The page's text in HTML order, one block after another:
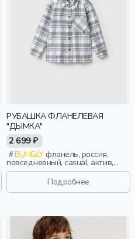
РУБАШКА ФЛАНЕЛЕВАЯ
"ДЫМКА"
2 699 ₽
BUNGLYфланель, россия,
повседневный, casual, актив,
мальчики, малыши, дошкольники,
Подробнее